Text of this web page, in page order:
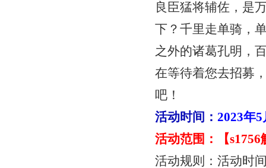
良臣猛将辅佐，是
下？千里走单骑，
之外的诸葛孔明，
在等待着您去招募
吧！
活动时间：2023年
活动范围：【
活动规则：活动时